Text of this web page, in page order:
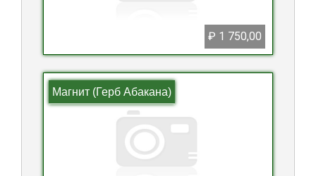
₽ 1 750,00
Магнит (Герб Абакана)